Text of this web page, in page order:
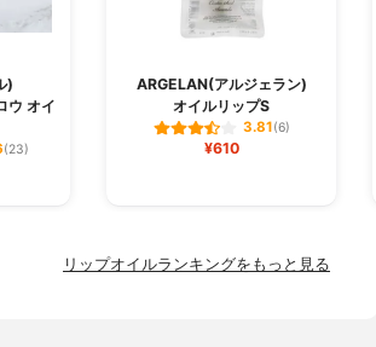
)
ウ オイ
(23)
ARGELAN(アルジェラン)
オイルリップS
3.81(6)
¥610
リップオイルランキングをもっと見る